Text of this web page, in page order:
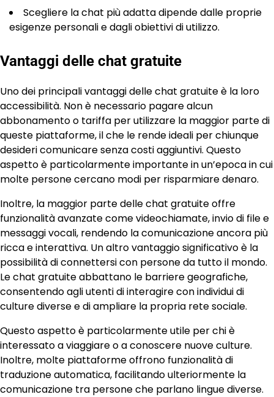
Scegliere la chat più adatta dipende dalle proprie
esigenze personali e dagli obiettivi di utilizzo.
Vantaggi delle chat gratuite
Uno dei principali vantaggi delle chat gratuite è la loro
accessibilità. Non è necessario pagare alcun
abbonamento o tariffa per utilizzare la maggior parte di
queste piattaforme, il che le rende ideali per chiunque
desideri comunicare senza costi aggiuntivi. Questo
aspetto è particolarmente importante in un’epoca in cui
molte persone cercano modi per risparmiare denaro.
Inoltre, la maggior parte delle chat gratuite offre
funzionalità avanzate come videochiamate, invio di file e
messaggi vocali, rendendo la comunicazione ancora più
ricca e interattiva. Un altro vantaggio significativo è la
possibilità di connettersi con persone da tutto il mondo.
Le chat gratuite abbattano le barriere geografiche,
consentendo agli utenti di interagire con individui di
culture diverse e di ampliare la propria rete sociale.
Questo aspetto è particolarmente utile per chi è
interessato a viaggiare o a conoscere nuove culture.
Inoltre, molte piattaforme offrono funzionalità di
traduzione automatica, facilitando ulteriormente la
comunicazione tra persone che parlano lingue diverse.